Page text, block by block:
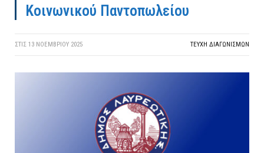
Κοινωνικού Παντοπωλείου
ΣΤΙΣ 13 ΝΟΕΜΒΡΊΟΥ 2025 ΤΕΎΧΗ ΔΙΑΓΩΝΙΣΜΏΝ